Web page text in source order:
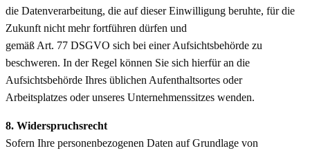
die Datenverarbeitung, die auf dieser Einwilligung beruhte, für die
Zukunft nicht mehr fortführen dürfen und
gemäß Art. 77 DSGVO sich bei einer Aufsichtsbehörde zu
beschweren. In der Regel können Sie sich hierfür an die
Aufsichtsbehörde Ihres üblichen Aufenthaltsortes oder
Arbeitsplatzes oder unseres Unternehmenssitzes wenden.
8. Widerspruchsrecht
Sofern Ihre personenbezogenen Daten auf Grundlage von